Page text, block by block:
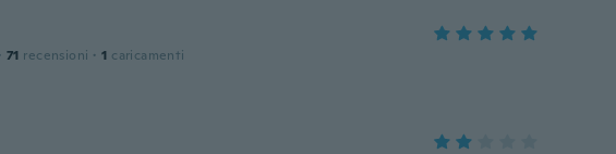
· 71 recensioni · 1 caricamenti